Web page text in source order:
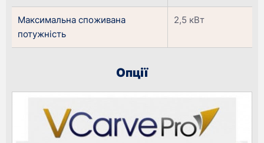
Максимальна споживана
потужність
2,5 кВт
Опції